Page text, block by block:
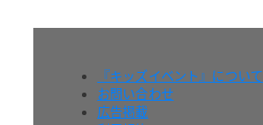
『キッズイベント』について
お問い合わせ
広告掲載